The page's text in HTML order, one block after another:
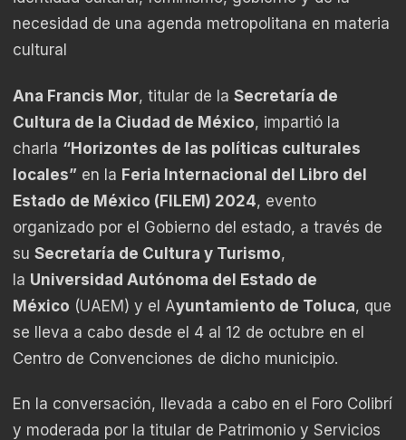
necesidad de una agenda metropolitana en materia
cultural
Ana Francis Mor, titular de la Secretaría de
Cultura de la Ciudad de México, impartió la
charla “Horizontes de las políticas culturales
locales” en la Feria Internacional del Libro del
Estado de México (FILEM) 2024, evento
organizado por el Gobierno del estado, a través de
su Secretaría de Cultura y Turismo,
la Universidad Autónoma del Estado de
México (UAEM) y el Ayuntamiento de Toluca, que
se lleva a cabo desde el 4 al 12 de octubre en el
Centro de Convenciones de dicho municipio.
En la conversación, llevada a cabo en el Foro Colibrí
y moderada por la titular de Patrimonio y Servicios